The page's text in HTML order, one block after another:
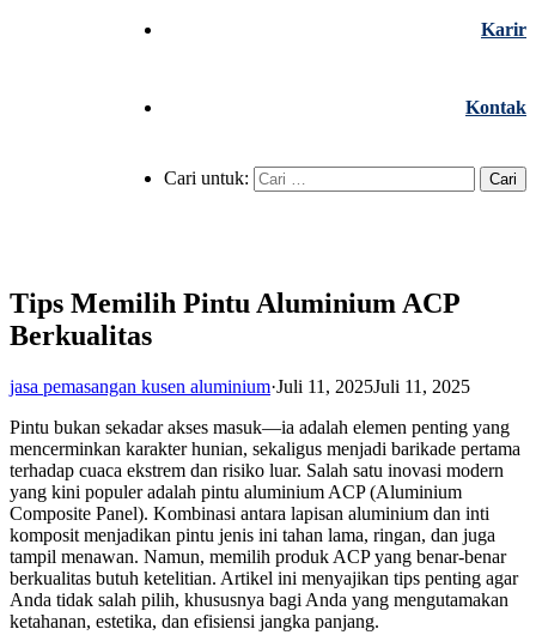
Karir
Kontak
Cari untuk:
Tips Memilih Pintu Aluminium ACP
Berkualitas
jasa pemasangan kusen aluminium·Juli 11, 2025Juli 11, 2025
Pintu bukan sekadar akses masuk—ia adalah elemen penting yang
mencerminkan karakter hunian, sekaligus menjadi barikade pertama
terhadap cuaca ekstrem dan risiko luar. Salah satu inovasi modern
yang kini populer adalah pintu aluminium ACP (Aluminium
Composite Panel). Kombinasi antara lapisan aluminium dan inti
komposit menjadikan pintu jenis ini tahan lama, ringan, dan juga
tampil menawan. Namun, memilih produk ACP yang benar-benar
berkualitas butuh ketelitian. Artikel ini menyajikan tips penting agar
Anda tidak salah pilih, khususnya bagi Anda yang mengutamakan
ketahanan, estetika, dan efisiensi jangka panjang.